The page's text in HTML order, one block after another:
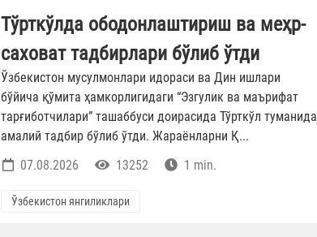
Тўрткўлда ободонлаштириш ва меҳр-
саховат тадбирлари бўлиб ўтди
Ўзбекистон мусулмонлари идораси ва Дин ишлари
бўйича қўмита ҳамкорлигидаги “Эзгулик ва маърифат
тарғиботчилари” ташаббуси доирасида Тўрткўл туманида
амалий тадбир бўлиб ўтди. Жараёнларни Қ...
07.08.2026
13252 1 min.
Ўзбекистон янгиликлари